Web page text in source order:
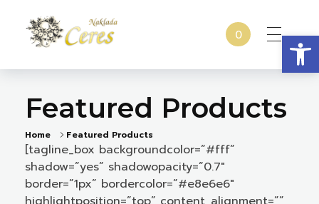
0
Home Featured Products
Featured Products
[tagline_box backgroundcolor=”#fff”
shadow=”yes” shadowopacity=”0.7″
border=”1px” bordercolor=”#e8e6e6″